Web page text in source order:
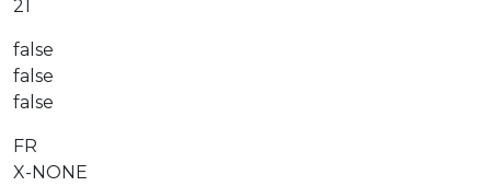
21
false
false
false
FR
X-NONE